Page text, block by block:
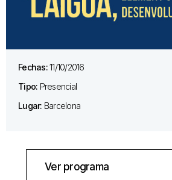
Fechas:11/10/2016
Tipo: Presencial
Lugar: Barcelona
Ver programa